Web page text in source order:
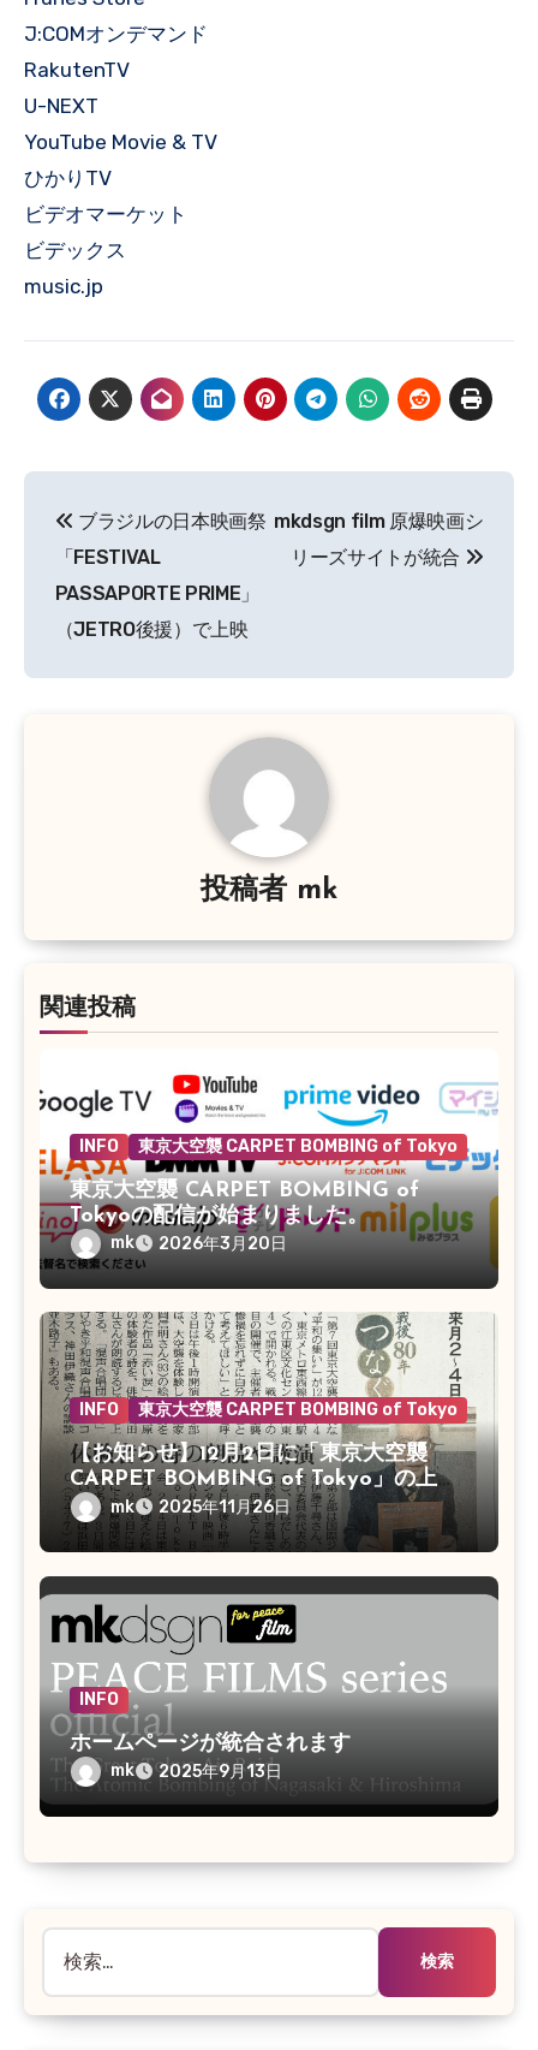
J:COMオンデマンド
RakutenTV
U-NEXT
YouTube Movie & TV
ひかりTV
ビデオマーケット
ビデックス
music.jp
ナ
ブラジルの日本映画祭
「FESTIVAL
PASSAPORTE PRIME」
（JETRO後援）で上映
mkdsgn film 原爆映画シ
リーズサイトが統合
投稿者 mk
関連投稿
INFO 東京大空襲 CARPET BOMBING of Tokyo
東京大空襲 CARPET BOMBING of
Tokyoの配信が始まりました。
mk 2026年3月20日
INFO 東京大空襲 CARPET BOMBING of Tokyo
【お知らせ】12月2日に「東京大空襲
CARPET BOMBING of Tokyo」の上映
会があります
mk 2025年11月26日
INFO
ホームページが統合されます
mk 2025年9月13日